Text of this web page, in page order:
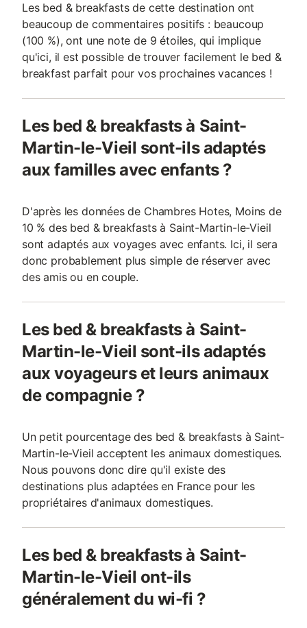
Les bed & breakfasts de cette destination ont
beaucoup de commentaires positifs : beaucoup
(100 %), ont une note de 9 étoiles, qui implique
qu'ici, il est possible de trouver facilement le bed &
breakfast parfait pour vos prochaines vacances !
Les bed & breakfasts à Saint-
Martin-le-Vieil sont-ils adaptés
aux familles avec enfants ?
D'après les données de Chambres Hotes, Moins de
10 % des bed & breakfasts à Saint-Martin-le-Vieil
sont adaptés aux voyages avec enfants. Ici, il sera
donc probablement plus simple de réserver avec
des amis ou en couple.
Les bed & breakfasts à Saint-
Martin-le-Vieil sont-ils adaptés
aux voyageurs et leurs animaux
de compagnie ?
Un petit pourcentage des bed & breakfasts à Saint-
Martin-le-Vieil acceptent les animaux domestiques.
Nous pouvons donc dire qu'il existe des
destinations plus adaptées en France pour les
propriétaires d'animaux domestiques.
Les bed & breakfasts à Saint-
Martin-le-Vieil ont-ils
généralement du wi-fi ?